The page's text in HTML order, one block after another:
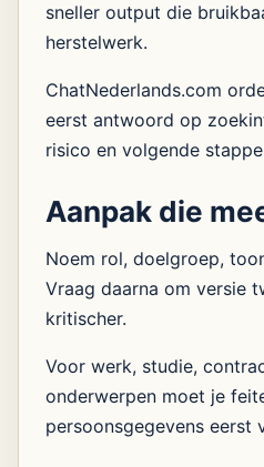
sneller output die
herstelwerk.
ChatNederlands.com
eerst antwoord op
risico en volgende
Aanpak die
Noem rol, doelgroep,
Vraag daarna om versie
kritischer.
Voor werk, studie,
onderwerpen moet je
persoonsgegevens eerst